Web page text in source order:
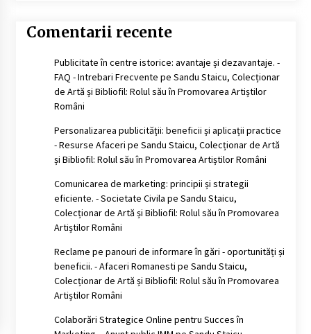
Comentarii recente
Publicitate în centre istorice: avantaje și dezavantaje. -
FAQ - Intrebari Frecvente pe Sandu Staicu, Colecționar
de Artă și Bibliofil: Rolul său în Promovarea Artiștilor
Români
Personalizarea publicității: beneficii și aplicații practice
- Resurse Afaceri pe Sandu Staicu, Colecționar de Artă
și Bibliofil: Rolul său în Promovarea Artiștilor Români
Comunicarea de marketing: principii și strategii
eficiente. - Societate Civila pe Sandu Staicu,
Colecționar de Artă și Bibliofil: Rolul său în Promovarea
Artiștilor Români
Reclame pe panouri de informare în gări - oportunități și
beneficii. - Afaceri Romanesti pe Sandu Staicu,
Colecționar de Artă și Bibliofil: Rolul său în Promovarea
Artiștilor Români
Colaborări Strategice Online pentru Succes în